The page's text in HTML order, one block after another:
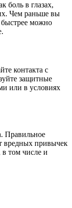
боль в глазах,
Чем раньше вы
можно
контакта с
защитные
или в условиях
Правильное
вредных привычек
в том числе и